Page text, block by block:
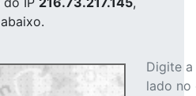
Digite
lado no